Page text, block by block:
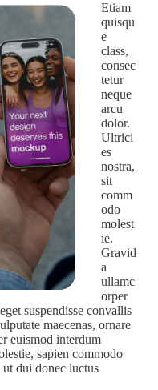
Etiam
quisqu
e
class,
consec
tetur
neque
arcu
dolor.
Ultrici
es
nostra,
sit
comm
odo
molest
ie.
Gravid
a
ullamc
orper
suspendisse convallis
maecenas, ornare
euismod interdum
sapien commodo
dui donec luctus